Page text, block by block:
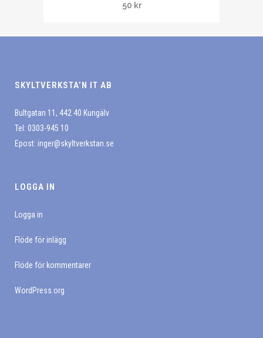
kan
produktsidan
olika
50 kr
SKYLTVERKSTA’N IT AB
Bultgatan 11, 442 40 Kungälv
Tel: 0303-945 10
Epost: inger@skyltverkstan.se
LOGGA IN
Logga in
Flöde för inlägg
Flöde för kommentarer
WordPress.org